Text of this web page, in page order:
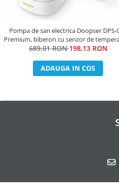
Pompa de san electrica Doopser DPS-
Premium, biberon cu senzor de
, LED touch screen , stimulare (masaj)
689,01 RON198,13 RON
ADAUGA IN COS